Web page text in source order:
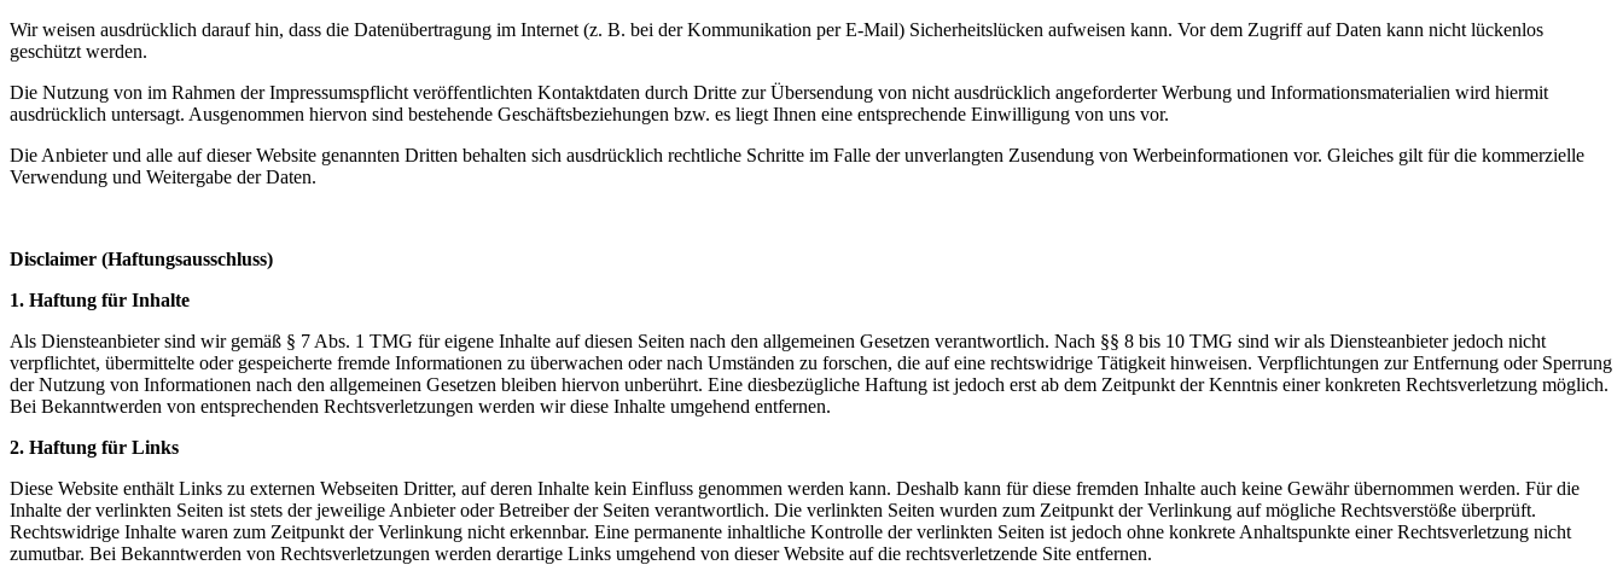
Wir weisen ausdrücklich darauf hin, dass die Datenübertragung im Internet (z. B. bei der Kommunikation per E-Mail) Sicherheitslücken aufweisen kann. Vor dem Zugriff auf Daten kann nicht lückenlos
geschützt werden.
Die Nutzung von im Rahmen der Impressumspflicht veröffentlichten Kontaktdaten durch Dritte zur Übersendung von nicht ausdrücklich angeforderter Werbung und Informationsmaterialien wird hiermit
ausdrücklich untersagt. Ausgenommen hiervon sind bestehende Geschäftsbeziehungen bzw. es liegt Ihnen eine entsprechende Einwilligung von uns vor.
Die Anbieter und alle auf dieser Website genannten Dritten behalten sich ausdrücklich rechtliche Schritte im Falle der unverlangten Zusendung von Werbeinformationen vor. Gleiches gilt für die kommerzielle
Verwendung und Weitergabe der Daten.
Disclaimer (Haftungsausschluss)
1. Haftung für Inhalte
Als Diensteanbieter sind wir gemäß § 7 Abs. 1 TMG für eigene Inhalte auf diesen Seiten nach den allgemeinen Gesetzen verantwortlich. Nach §§ 8 bis 10 TMG sind wir als Diensteanbieter jedoch nicht
verpflichtet, übermittelte oder gespeicherte fremde Informationen zu überwachen oder nach Umständen zu forschen, die auf eine rechtswidrige Tätigkeit hinweisen. Verpflichtungen zur Entfernung oder Sperrung
der Nutzung von Informationen nach den allgemeinen Gesetzen bleiben hiervon unberührt. Eine diesbezügliche Haftung ist jedoch erst ab dem Zeitpunkt der Kenntnis einer konkreten Rechtsverletzung möglich.
Bei Bekanntwerden von entsprechenden Rechtsverletzungen werden wir diese Inhalte umgehend entfernen.
2. Haftung für Links
Diese Website enthält Links zu externen Webseiten Dritter, auf deren Inhalte kein Einfluss genommen werden kann. Deshalb kann für diese fremden Inhalte auch keine Gewähr übernommen werden. Für die
Inhalte der verlinkten Seiten ist stets der jeweilige Anbieter oder Betreiber der Seiten verantwortlich. Die verlinkten Seiten wurden zum Zeitpunkt der Verlinkung auf mögliche Rechtsverstöße überprüft.
Rechtswidrige Inhalte waren zum Zeitpunkt der Verlinkung nicht erkennbar. Eine permanente inhaltliche Kontrolle der verlinkten Seiten ist jedoch ohne konkrete Anhaltspunkte einer Rechtsverletzung nicht
zumutbar. Bei Bekanntwerden von Rechtsverletzungen werden derartige Links umgehend von dieser Website auf die rechtsverletzende Site entfernen.